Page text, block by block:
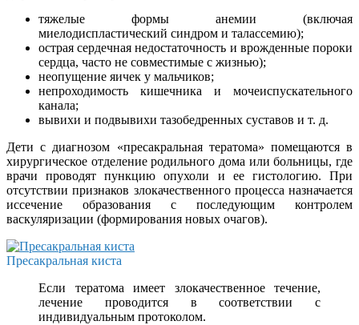
тяжелые формы анемии (включая
миелодиспластический синдром и талассемию);
острая сердечная недостаточность и врожденные пороки
сердца, часто не совместимые с жизнью);
неопущение яичек у мальчиков;
непроходимость кишечника и мочеиспускательного
канала;
вывихи и подвывихи тазобедренных суставов и т. д.
Дети с диагнозом «пресакральная тератома» помещаются в
хирургическое отделение родильного дома или больницы, где
врачи проводят пункцию опухоли и ее гистологию. При
отсутствии признаков злокачественного процесса назначается
иссечение образования с последующим контролем
васкуляризации (формирования новых очагов).
Пресакральная киста
Если тератома имеет злокачественное течение,
лечение проводится в соответствии с
индивидуальным протоколом.